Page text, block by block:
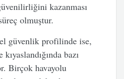
kazanması
olmuştur.
güvenlik profilinde ise,
bazı
Birçok havayolu